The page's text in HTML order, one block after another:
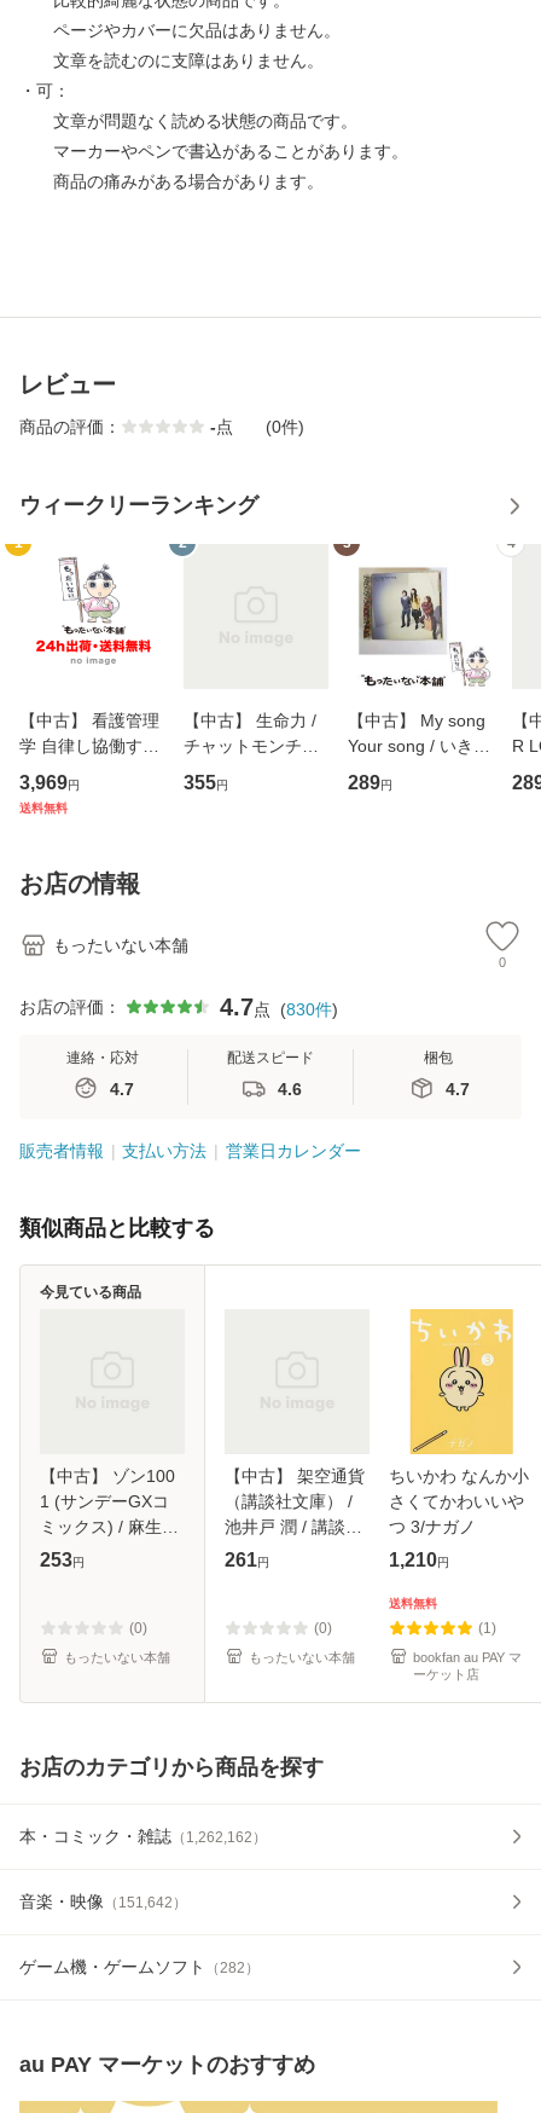
ページやカバーに欠品はありません。
文章を読むのに支障はありません。
・可：
文章が問題なく読める状態の商品です。
マーカーやペンで書込があることがあります。
商品の痛みがある場合があります。
レビュー
商品の評価： -点 (0件)
ウィークリーランキング
1
【中古】 看護管理
学 自律し協働する
専門職の看護マネ
ジメントスキル 改
恵 藤本幸三 / 南江
堂 [単行
3,969円
送料無料
2
【中古】 生命力 /
チャットモンチー /
キューンレコード
[CD]【メール便送
355円
3
【中古】 My song
Your song / いきも
のがかり / [CD]
【メール便送料無
289円
4
【
R
産
お店の情報
もったいない本舗
0
お店の評価： 4.7点 (830件)
連絡・応対
4.7
配送スピード
4.6
梱包
4.7
販売者情報 支払い方法 営業日カレンダー
類似商品と比較する
【中古】 ゾン100
1 (サンデーGXコ
ミックス) / 麻生羽
呂、高田康太郎 /
料】
253円
(0)
もったいない本舗
今見ている商品
【中古】 架空通貨
（講談社文庫） /
池井戸 潤 / 講談社
[文庫]【メール便送
261円
(0)
もったいない本舗
ちいかわ なんか小
さくてかわいいや
つ 3/ナガノ
1,210円
送料無料
(1)
bookfan au PAY マ
ーケット店
お店のカテゴリから商品を探す
本・コミック・雑誌 （ 1,262,162 ）
音楽・映像 （ 151,642 ）
ゲーム機・ゲームソフト （282 ）
au PAY マーケットのおすすめ